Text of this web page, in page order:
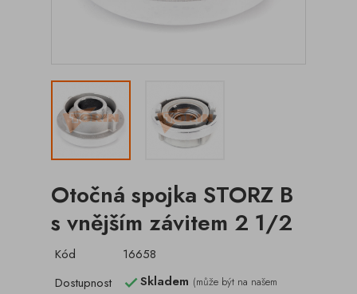
Otočná spojka STORZ B
s vnějším závitem 2 1/2
Kód
16658
Dostupnost
Skladem (může být na našem